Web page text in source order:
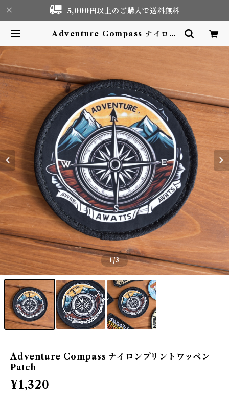
5,000円以上のご購入で送料無料
Adventure Compass ナイロン
life & Outdoor Adventure T
ourism gear shop
1/3
Adventure Compass ナイロンプリントワッペン
Patch
¥1,320